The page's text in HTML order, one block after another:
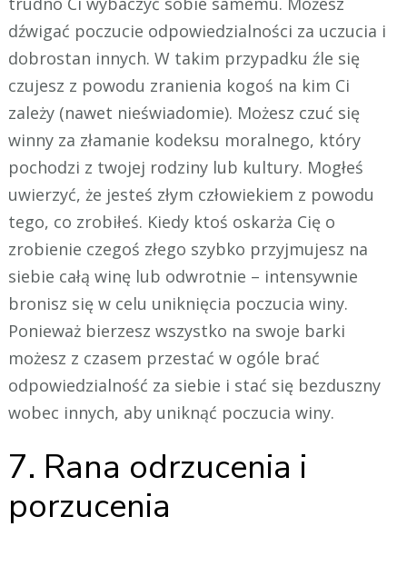
dźwigać poczucie odpowiedzialności za uczucia i
dobrostan innych. W takim przypadku źle się
czujesz z powodu zranienia kogoś na kim Ci
zależy (nawet nieświadomie). Możesz czuć się
winny za złamanie kodeksu moralnego, który
pochodzi z twojej rodziny lub kultury. Mogłeś
uwierzyć, że jesteś złym człowiekiem z powodu
tego, co zrobiłeś. Kiedy ktoś oskarża Cię o
zrobienie czegoś złego szybko przyjmujesz na
siebie całą winę lub odwrotnie – intensywnie
bronisz się w celu uniknięcia poczucia winy.
Ponieważ bierzesz wszystko na swoje barki
możesz z czasem przestać w ogóle brać
odpowiedzialność za siebie i stać się bezduszny
wobec innych, aby uniknąć poczucia winy.
7. Rana odrzucenia i
porzucenia